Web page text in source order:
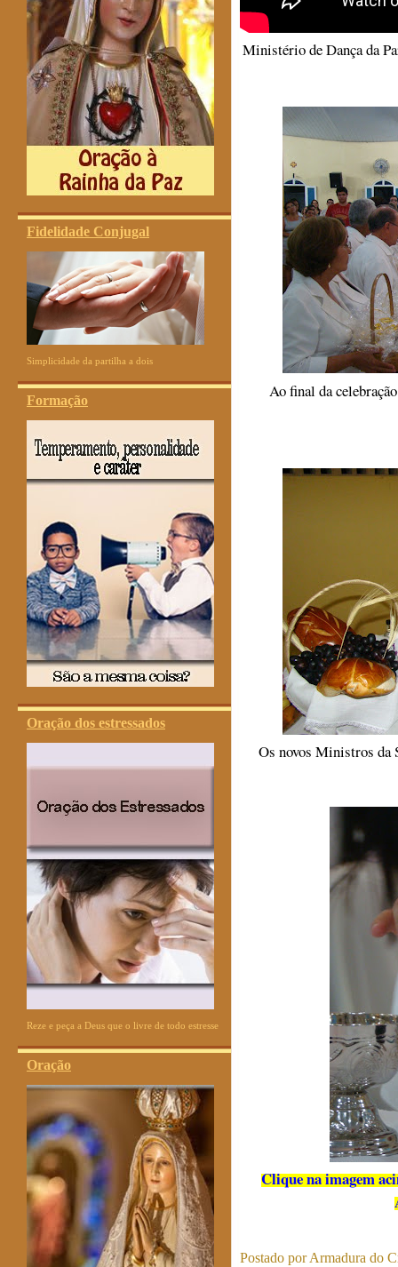
Fidelidade Conjugal
Simplicidade da partilha a dois
Formação
Oração dos estressados
Reze e peça a Deus que o livre de todo estresse
Oração
Ministério de Dança da
Ao final da
Os novos Ministros da
Clique na imagem
Postado porArmadura do